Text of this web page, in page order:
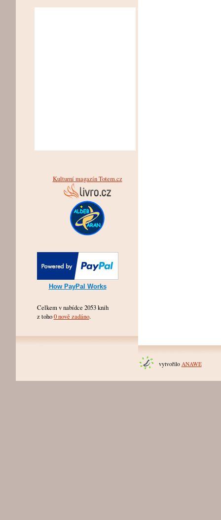
Kulturní magazín Totem.cz
How PayPal Works
Celkem v nabídce 2053 knih
z toho0 nově zadáno.
vytvořilo ANAWE